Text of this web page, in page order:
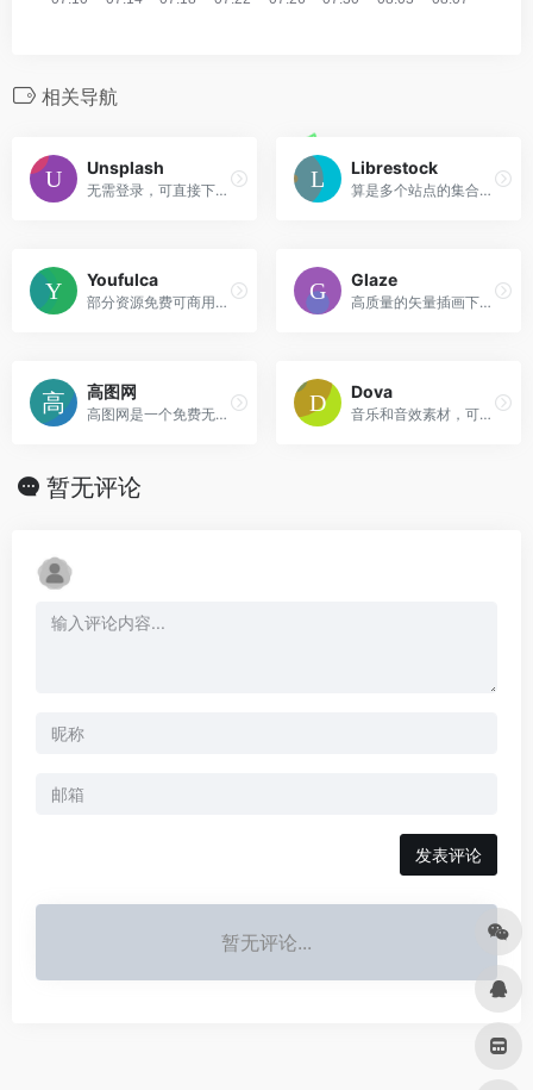
相关导航
Unsplash
无需登录，可直接下载。
Librestock
算是多个站点的集合搜索站，点击后会跳转到相应的站点。
Youfulca
部分资源免费可商用，须备注来源。
Glaze
高质量的矢量插画下载，低清版的均免费，需注明来源
高图网
高图网是一个免费无版权高清图片下载平台，高质量照片免费下载，高清图片包含人物,动物,风景,教育,美食,旅游,建筑,时尚,设计,商务等。并且可免费用于商业用途。没有版权限制，自由使用，做设计必上的网站。
Dova
音乐和音效素材，可免费商用。
暂无评论
发表评论
暂无评论...